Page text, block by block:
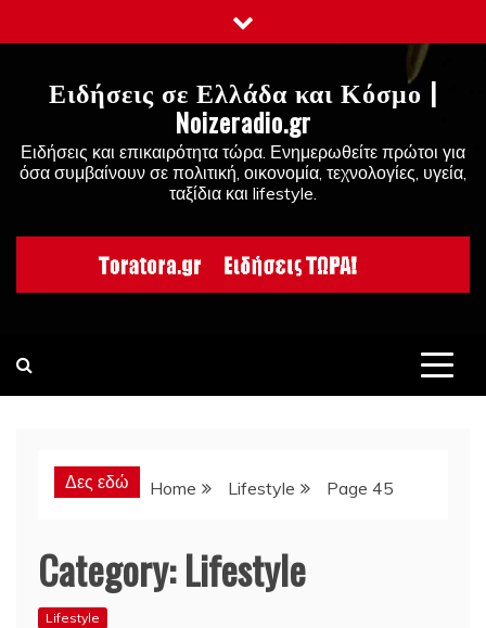
to
Ειδήσεις σε Ελλάδα και Κόσμο |
Noizeradio.gr
Ειδήσεις και επικαιρότητα τώρα. Ενημερωθείτε πρώτοι για
όσα συμβαίνουν σε πολιτική, οικονομία, τεχνολογίες, υγεία,
ταξίδια και lifestyle.
Δες εδώ Home Lifestyle Page 45
Category:Lifestyle
Lifestyle